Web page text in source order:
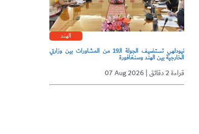
الهند
نيودلهي تستضيف الجولة الـ19 من المشاورات بين وزارتي
الخارجية بين الهند وسنغافورة
07 Aug 2026 | قراءة 2 دقائق